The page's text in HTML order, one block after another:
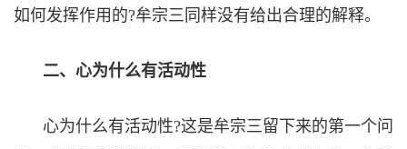
如何发挥作用的?牟宗三同样没有给出合理的解释。
二、心为什么有活动性
心为什么有活动性?这是牟宗三留下来的第一个问